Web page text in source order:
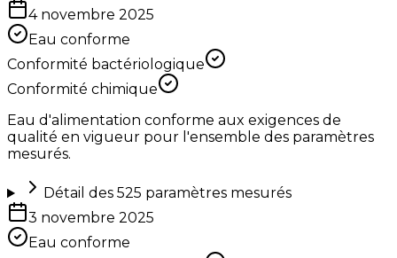
4 novembre 2025
Eau conforme
Conformité bactériologique
Conformité chimique
Eau d'alimentation conforme aux exigences de
qualité en vigueur pour l'ensemble des paramètres
mesurés.
Détail des 525 paramètres mesurés
3 novembre 2025
Eau conforme